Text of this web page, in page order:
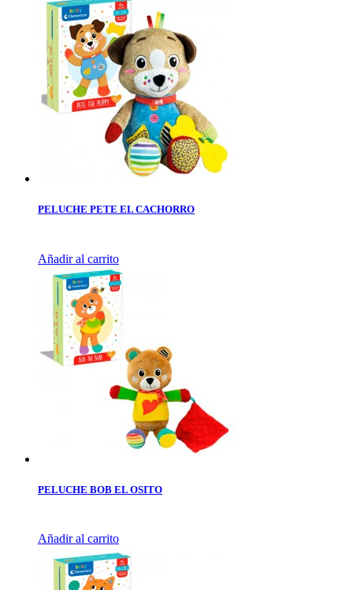
PELUCHE PETE EL CACHORRO
Añadir al carrito
PELUCHE BOB EL OSITO
Añadir al carrito